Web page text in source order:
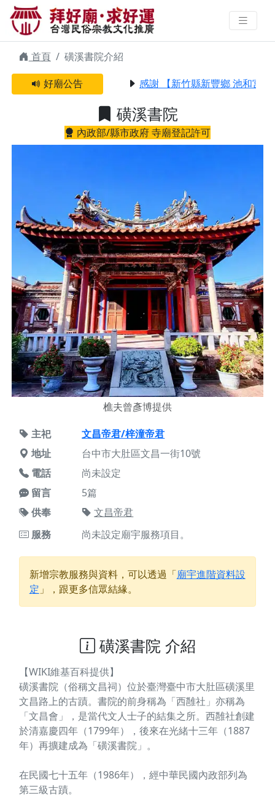
磺溪書院 | 拜好廟求好運 找到與您
有緣的信仰
首頁
磺溪書院介紹
好廟公告
感謝 【新竹縣新豐鄉 池和宮】
磺溪書院
內政部/縣市政府 寺廟登記許可
樵夫曾彥博提供
主祀
文昌帝君/梓潼帝君
地址
台中市大肚區文昌一街10號
電話
尚未設定
留言
5篇
供奉
文昌帝君
服務
尚未設定廟宇服務項目。
新增宗教服務與資料，可以透過「廟宇進階資料設
定 」，跟更多信眾結緣。
磺溪書院 介紹
【WIKI維基百科提供】
磺溪書院（俗稱文昌祠）位於臺灣臺中市大肚區磺溪里
文昌路上的古蹟。書院的前身稱為「西雝社」亦稱為
「文昌會」，是當代文人士子的結集之所。西雝社創建
於清嘉慶四年（1799年），後來在光緒十三年（1887
年）再擴建成為「磺溪書院」。
在民國七十五年（1986年），經中華民國內政部列為
第三級古蹟。